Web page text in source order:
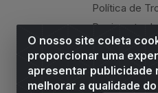
O nosso site coleta
proporcionar uma
apresentar publicidade
melhorar a qualidade
Política de
Regimento
Andrade